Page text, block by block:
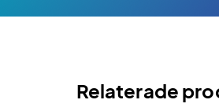
Relaterade